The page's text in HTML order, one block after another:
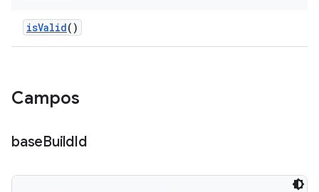
isValid()
Campos
baseBuildId